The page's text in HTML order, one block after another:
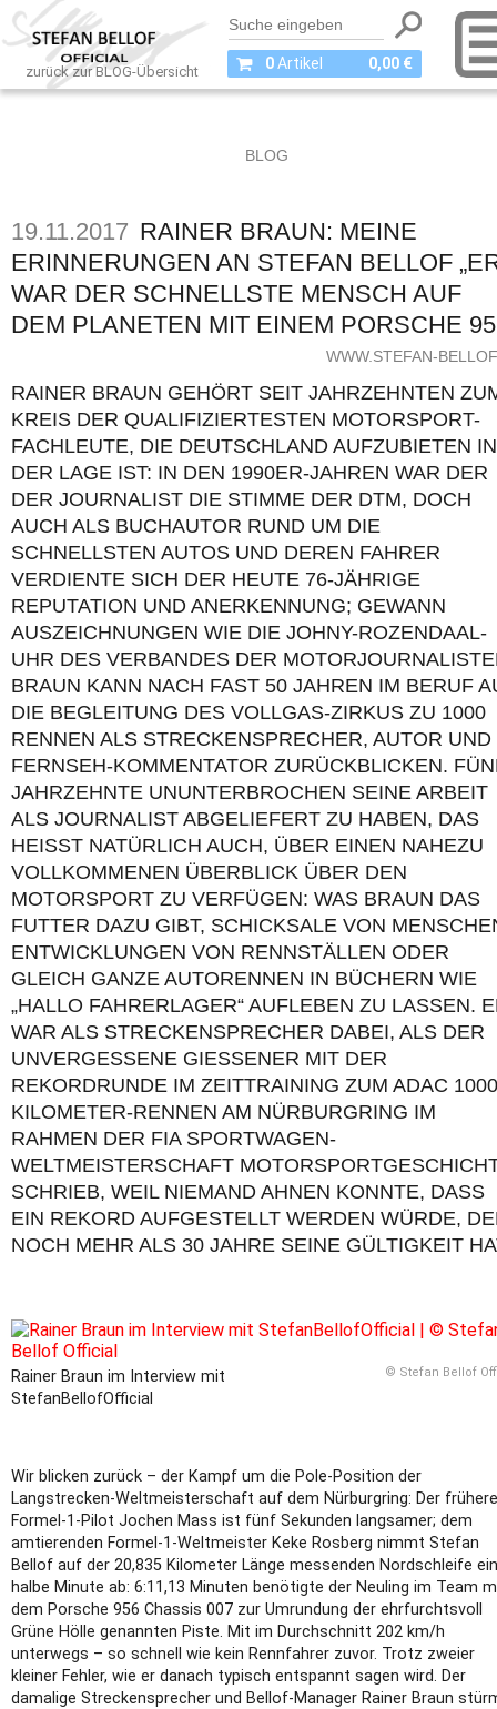
0Artikel 0,00 €
zurück zur BLOG-Übersicht
BLOG
19.11.2017 RAINER BRAUN: MEINE
ERINNERUNGEN AN STEFAN BELLOF
WAR DER SCHNELLSTE MENSCH AUF
DEM PLANETEN MIT EINEM PORSCHE
WWW.STEFAN-
RAINER BRAUN GEHÖRT SEIT JAHRZEHNTEN
KREIS DER QUALIFIZIERTESTEN MOTORSPORT-
FACHLEUTE, DIE DEUTSCHLAND AUFZUBIETEN IN
DER LAGE IST: IN DEN 1990ER-JAHREN WAR DER
DER JOURNALIST DIE STIMME DER DTM, DOCH
AUCH ALS BUCHAUTOR RUND UM DIE
SCHNELLSTEN AUTOS UND DEREN FAHRER
VERDIENTE SICH DER HEUTE 76-JÄHRIGE
REPUTATION UND ANERKENNUNG; GEWANN
AUSZEICHNUNGEN WIE DIE JOHNY-ROZENDAAL-
UHR DES VERBANDES DER
BRAUN KANN NACH FAST 50 JAHREN IM BERUF
DIE BEGLEITUNG DES VOLLGAS-ZIRKUS ZU 1000
RENNEN ALS STRECKENSPRECHER, AUTOR UND
FERNSEH-KOMMENTATOR ZURÜCKBLICKEN.
JAHRZEHNTE UNUNTERBROCHEN SEINE ARBEIT
ALS JOURNALIST ABGELIEFERT ZU HABEN, DAS
HEISST NATÜRLICH AUCH, ÜBER EINEN NAHEZU V
OLLKOMMENEN ÜBERBLICK ÜBER DEN M
OTORSPORT ZU VERFÜGEN: WAS BRAUN DAS F
UTTER DAZU GIBT, SCHICKSALE VON MENSCHEN,
NTWICKLUNGEN VON RENNSTÄLLEN ODER G
LEICH GANZE AUTORENNEN IN BÜCHERN WIE „
HALLO FAHRERLAGER“ AUFLEBEN ZU LASSEN. ER
AR ALS STRECKENSPRECHER DABEI, ALS DER U
NVERGESSENE GIESSENER MIT DER RE
KORDRUNDE IM ZEITTRAINING ZUM ADAC 1000-
LOMETER-RENNEN AM NÜRBURGRING IM RA
HMEN DER FIA SPORTWAGEN-WE
LTMEISTERSCHAFT MOTORSPORTGESCHICHTE
HRIEB, WEIL NIEMAND AHNEN KONNTE, DASS EI
N REKORD AUFGESTELLT WERDEN WÜRDE, DER
CH MEHR ALS 30 JAHRE SEINE GÜLTIGKEIT
© Stefan Bellof
Rainer Braun im Interview mit
StefanBellofOfficial
Wir blicken zurück – der Kampf um die Pole-Position der
Langstrecken-Weltmeisterschaft auf dem Nürburgring: Der frühere
Formel-1-Pilot Jochen Mass ist fünf Sekunden langsamer; dem
amtierenden Formel-1-Weltmeister Keke Rosberg nimmt Stefan
Bellof auf der 20,835 Kilometer Länge messenden Nordschleife
halbe Minute ab: 6:11,13 Minuten benötigte der Neuling im Team
dem Porsche 956 Chassis 007 zur Umrundung der ehrfurchtsvoll
Grüne Hölle genannten Piste. Mit im Durchschnitt 202 km/h
unterwegs – so schnell wie kein Rennfahrer zuvor. Trotz zweier
kleiner Fehler, wie er danach typisch entspannt sagen wird. Der
damalige Streckensprecher und Bellof-Manager Rainer Braun